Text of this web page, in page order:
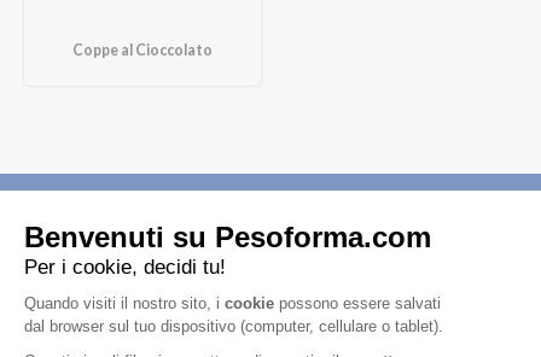
Coppe al Cioccolato
Letta l'informativa privacy, acconsento all'iscrizione alla newsletter